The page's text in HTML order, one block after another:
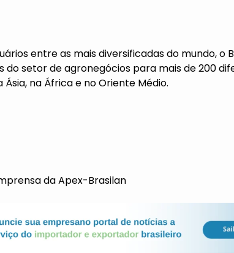
entre as mais diversificadas do mundo, o
do setor de agronegócios para mais de 200
na África e no Oriente Médio.
da Apex-Brasilan